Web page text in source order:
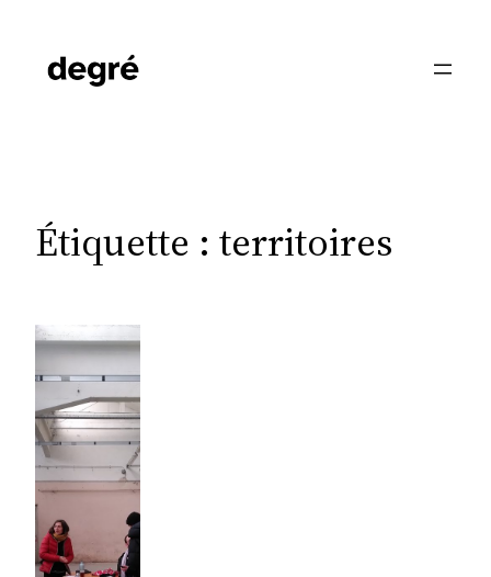
contenu
Étiquette : territoires